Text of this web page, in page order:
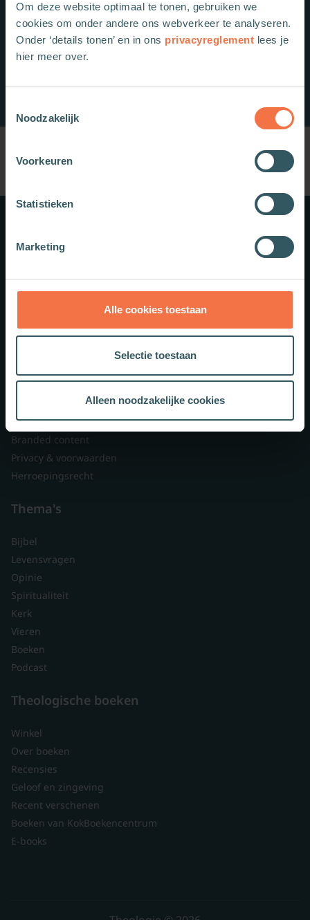
Om deze website optimaal te tonen, gebruiken we
cookies om onder andere ons webverkeer te analyseren.
Onder ‘details tonen’ en in ons privacyreglement lees je
hier meer over.
Noodzakelijk
Voorkeuren
Statistieken
Marketing
Alle cookies toestaan
Selectie toestaan
Alleen noodzakelijke cookies
Nieuwsbrieven
Veelgestelde vragen
Contact
Branded content
Privacy & voorwaarden
Herroepingsrecht
Thema's
Bijbel
Levensvragen
Opinie
Spiritualiteit
Kerk
Vieren
Boeken
Podcast
Theologische boeken
Winkel
Over boeken
Recensies
Geloof en zingeving
Recent verschenen
Boeken van KokBoekencentrum
E-books